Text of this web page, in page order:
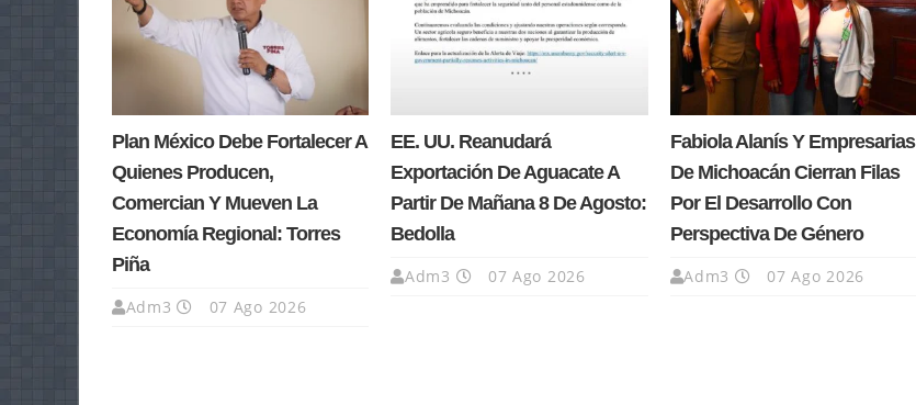
Plan México Debe Fortalecer A
Quienes Producen,
Comercian Y Mueven La
Economía Regional: Torres
Piña
Adm3 07 Ago 2026
EE. UU. Reanudará
Exportación De Aguacate A
Partir De Mañana 8 De Agosto:
Bedolla
Adm3 07 Ago 2026
Fabiola Alanís Y Empresarias
De Michoacán Cierran Filas
Por El Desarrollo Con
Perspectiva De Género
Adm3 07 Ago 2026